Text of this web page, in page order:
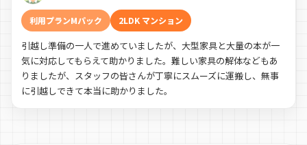
利用プランMパック 2LDK マンション
引越し準備の一人で進めていましたが、大型家具と大量の本が一
気に対応してもらえて助かりました。難しい家具の解体などもあ
りましたが、スタッフの皆さんが丁寧にスムーズに運搬し、無事
に引越しできて本当に助かりました。